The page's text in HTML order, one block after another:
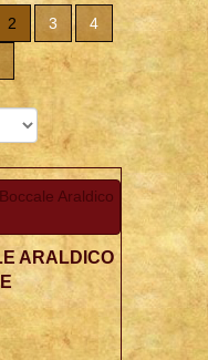
2 3 4
ARALDICO